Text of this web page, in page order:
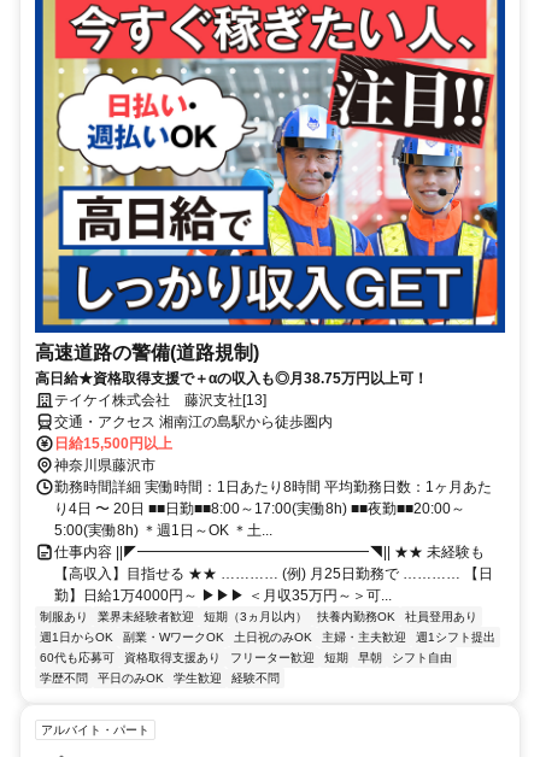
高速道路の警備(道路規制)
高日給★資格取得支援で＋αの収入も◎月38.75万円以上可！
テイケイ株式会社 藤沢支社[13]
交通・アクセス 湘南江の島駅から徒歩圏内
日給15,500円以上
神奈川県藤沢市
勤務時間詳細 実働時間：1日あたり8時間 平均勤務日数：1ヶ月あた
り4日 〜 20日 ■■日勤■■8:00～17:00(実働8h) ■■夜勤■■20:00～
5:00(実働8h) ＊週1日～OK ＊土...
仕事内容 ||◤━━━━━━━━━━━━━━━━◥|| ★★ 未経験も
【高収入】目指せる ★★ ………… (例) 月25日勤務で ………… 【日
勤】日給1万4000円～ ▶▶▶ ＜月収35万円～＞可...
制服あり 業界未経験者歓迎 短期（3ヵ月以内） 扶養内勤務OK
社員登用あり
週1日からOK
副業・WワークOK 土日祝のみOK 主婦・主夫歓迎
週1シフト提出
60代も応募可
資格取得支援あり フリーター歓迎 短期 早朝
シフト自由
学歴不問
平日のみOK 学生歓迎 経験不問
アルバイト・パート